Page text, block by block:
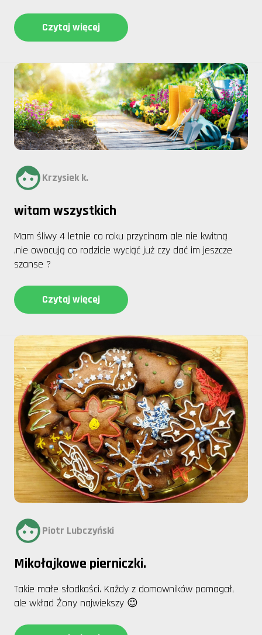
Czytaj więcej
Krzysiek k.
witam wszystkich
Mam śliwy 4 letnie co roku przycinam ale nie kwitną
,nie owocują co rodzicie wyciąć już czy dać im jeszcze
szanse ?
Czytaj więcej
Piotr Lubczyński
Mikołajkowe pierniczki.
Takie małe słodkości. Każdy z domowników pomagał,
ale wkład Żony najwiekszy 😉